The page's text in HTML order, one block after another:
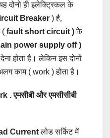
दोनो ही इलेक्ट्रिकल के
Breaker ) है,
( fault short circuit )के
power supply off )
होता है। लेकिन इस दोनों
काम ( work ) होता है।
एमसीबी और एमसीसीबी
Currentलोड सर्किट में